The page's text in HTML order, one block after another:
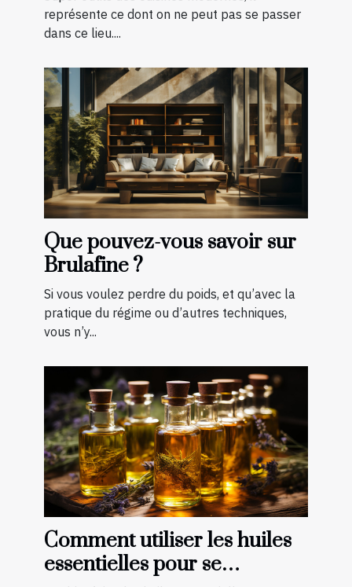
représente ce dont on ne peut pas se passer
dans ce lieu....
Que pouvez-vous savoir sur
Brulafine ?
Si vous voulez perdre du poids, et qu’avec la
pratique du régime ou d’autres techniques,
vous n’y...
Comment utiliser les huiles
essentielles pour se